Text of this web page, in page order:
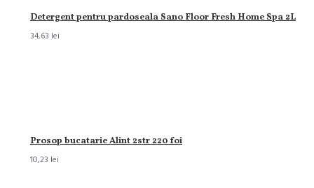
Detergent pentru pardoseala Sano Floor Fresh Home Spa 2L
34,63 lei
Prosop bucatarie Alint 2str 220 foi
10,23 lei